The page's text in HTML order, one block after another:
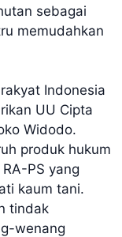
sebagai
memudahkan
Indonesia
UU Cipta
Widodo.
produk hukum
PS yang
kaum tani.
tindak
wenang